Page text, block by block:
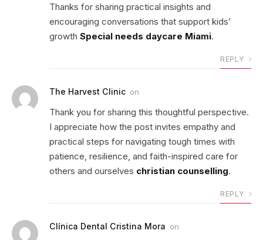
Thanks for sharing practical insights and
encouraging conversations that support kids’
growth Special needs daycare Miami.
REPLY
The Harvest Clinic on
Thank you for sharing this thoughtful perspective.
I appreciate how the post invites empathy and
practical steps for navigating tough times with
patience, resilience, and faith-inspired care for
others and ourselves christian counselling.
REPLY
Clínica Dental Cristina Mora on